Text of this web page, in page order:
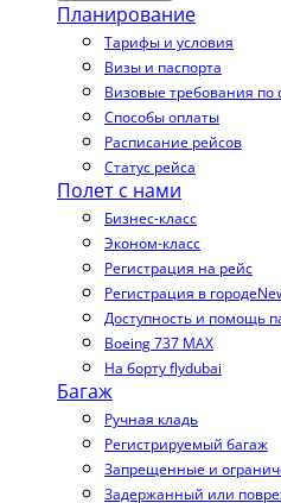
Планирование
Тарифы и условия
Визы и паспорта
Визовые требования по
Способы оплаты
Расписание рейсов
Статус рейса
Полет с нами
Бизнес-класс
Эконом-класс
Регистрация на рейс
Регистрация в городе
Доступность и помощь
Boeing 737 MAX
На борту flydubai
Багаж
Ручная кладь
Регистрируемый багаж
Запрещенные и
Задержанный или